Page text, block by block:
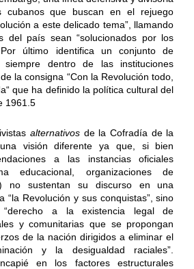
cubanos que buscan en el rejuego
a este delicado tema”, llamando
del país sean “solucionados por los
último identifica un conjunto de
dentro de las instituciones
la consigna “Con la Revolución todo,
que ha definido la política cultural del
1961.5
alternativos de la Cofradía de la
visión diferente ya que, si bien
a las instancias oficiales
educacional, organizaciones de
no sustentan su discurso en una
“la Revolución y sus conquistas”, sino
a la existencia legal de
y comunitarias que se propongan
de la nación dirigidos a eliminar el
y la desigualdad raciales”.
en los factores estructurales